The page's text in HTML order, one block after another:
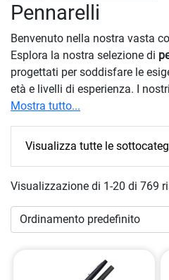
Pennarelli
Benvenuto nella nostra vasta
Esplora la nostra selezione di
progettati per soddisfare le
età e livelli di esperienza. I
una vasta gamma di
illustrazione, schizzo, lettering
con materiali di prima qualità e
articoli offrono una resa del
la tua esperienza di shopping
nostra navigazione intuitiva e
dei prodotti, puoi trovare
offerte speciali e promozioni
migliori prodotti al prezzo
Mostra tutto...
Visualizza tutte le
Visualizzazione di 1-20 di 769